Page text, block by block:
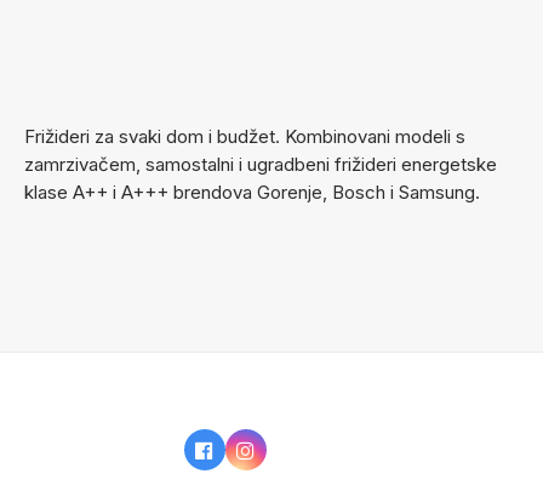
Frižideri za svaki dom i budžet. Kombinovani modeli s
zamrzivačem, samostalni i ugradbeni frižideri energetske
klase A++ i A+++ brendova Gorenje, Bosch i Samsung.